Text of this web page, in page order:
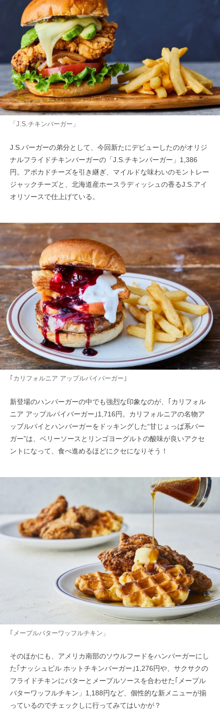
「J.S.チキンバーガー」
J.S.バーガーの弟分として、今回新たにデビューしたのがオリジ
ナルフライドチキンバーガーの「J.S.チキンバーガー」1,386
円。アボカドチーズを引き継ぎ、マイルドな味わいのモントレー
ジャックチーズと、北海道産ホースラディッシュの香るJ.S.アイ
オリソースで仕上げている。
｢カリフォルニア アップルパイバーガー｣
新登場のハンバーガーの中でも強烈な印象なのが、｢カリフォル
ニア アップルパイバーガー｣1,716円。カリフォルニアの名物ア
ップルパイとハンバーガーをドッキングした“甘じょっぱ系バー
ガー”は、ベリーソースとリンゴヨーグルトの酸味が良いアクセ
ントになって、食べ進めるほどにクセになりそう！
｢メープルバターワッフルチキン」
そのほかにも、アメリカ南部のソウルフードをハンバーガーにし
た｢ナッシュビル ホットチキンバーガー｣1,276円や、サクサクの
フライドチキンにバターとメープルソースを合わせた｢メープル
バターワッフルチキン」1,188円など、個性的な新メニューが揃
っているのでチェックしに行ってみてはいかが？